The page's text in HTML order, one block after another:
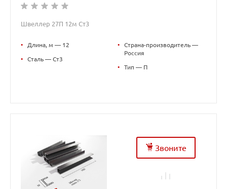
Швеллер 27П 12м Ст3
• Длина, м — 12
• Сталь — Ст3
•
Страна-производитель —
Россия
• Тип — П
Звоните